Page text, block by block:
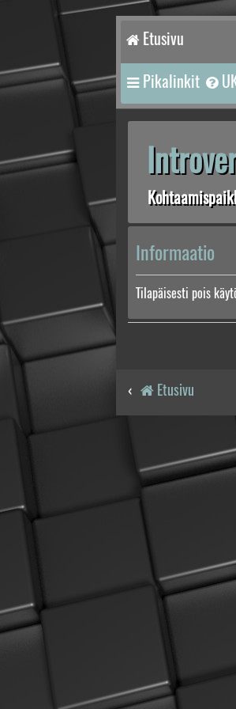
Etusivu
Pikalinkit
Informaatio
Tilapäisesti pois
Etusivu